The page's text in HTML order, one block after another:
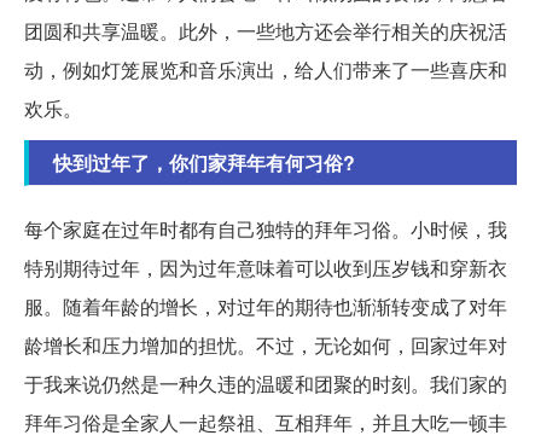
团圆和共享温暖。此外，一些地方还会举行相关的庆祝活
动，例如灯笼展览和音乐演出，给人们带来了一些喜庆和
欢乐。
快到过年了，你们家拜年有何习俗?
每个家庭在过年时都有自己独特的拜年习俗。小时候，我
特别期待过年，因为过年意味着可以收到压岁钱和穿新衣
服。随着年龄的增长，对过年的期待也渐渐转变成了对年
龄增长和压力增加的担忧。不过，无论如何，回家过年对
于我来说仍然是一种久违的温暖和团聚的时刻。我们家的
拜年习俗是全家人一起祭祖、互相拜年，并且大吃一顿丰